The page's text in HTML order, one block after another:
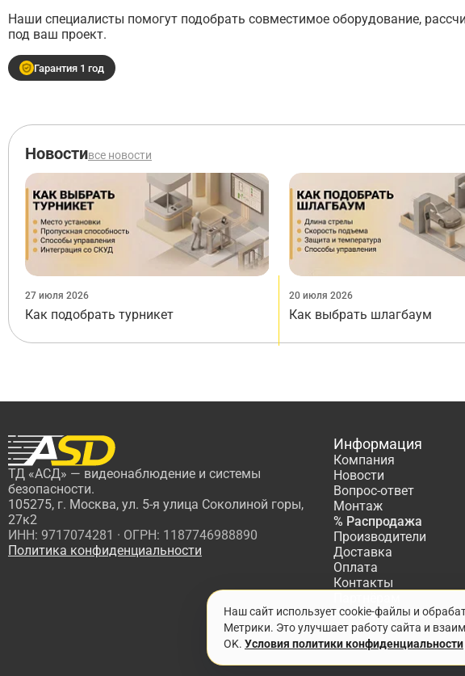
Наши специалисты помогут подобрать совместимое оборудование,
под ваш проект.
Гарантия 1 год
Новостивсе новости
27 июля 2026
Как подобрать турникет
20 июля 2026
Как выбрать шлагбаум
ТД «АСД» — видеонаблюдение и системы
безопасности.
105275, г. Москва, ул. 5-я улица Соколиной горы,
27к2
ИНН: 9717074281 · ОГРН: 1187746988890
Политика конфиденциальности
Информация
Компания
Новости
Вопрос-ответ
Монтаж
% Распродажа
Производители
Доставка
Оплата
Контакты
Проектирование
Наш сайт использует cookie-файлы и
Метрики. Это улучшает работу сайта и
OK. Условия политики конфиденциальности